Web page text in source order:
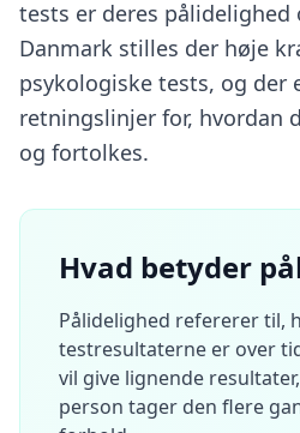
tests er deres
Danmark stilles der høje
psykologiske tests, og der
retningslinjer for, hvordan
og fortolkes.
Hvad betyder
Pålidelighed refererer til,
testresultaterne er over
vil give lignende
person tager den flere